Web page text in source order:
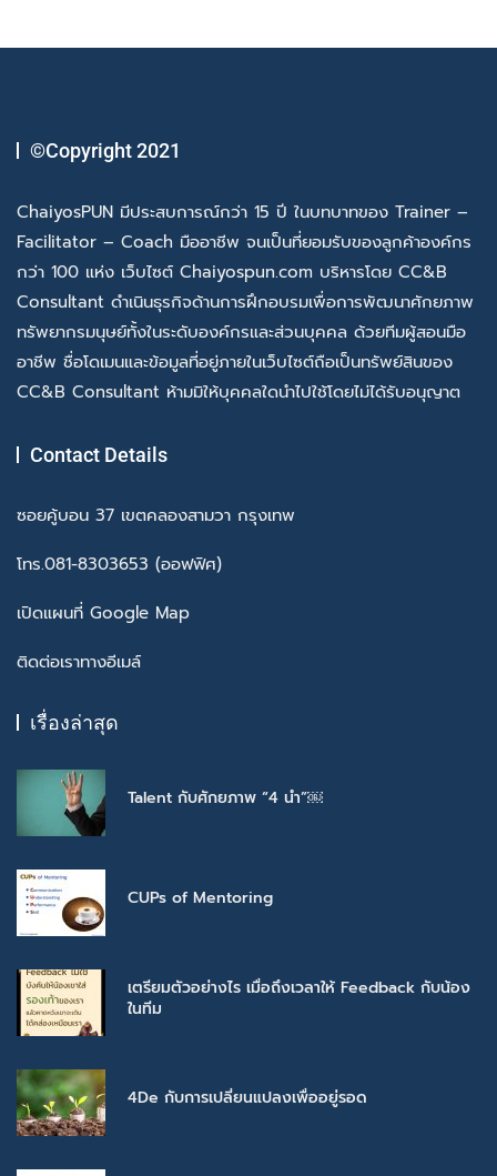
©Copyright 2021
ChaiyosPUN มีประสบการณ์กว่า 15 ปี ในบทบาทของ Trainer –
Facilitator – Coach มืออาชีพ จนเป็นที่ยอมรับของลูกค้าองค์กร
กว่า 100 แห่ง เว็บไซต์ Chaiyospun.com บริหารโดย CC&B
Consultant ดำเนินธุรกิจด้านการฝึกอบรมเพื่อการพัฒนาศักยภาพ
ทรัพยากรมนุษย์ทั้งในระดับองค์กรและส่วนบุคคล ด้วยทีมผู้สอนมือ
อาชีพ ชื่อโดเมนและข้อมูลที่อยู่ภายในเว็บไซต์ถือเป็นทรัพย์สินของ
CC&B Consultant ห้ามมิให้บุคคลใดนำไปใช้โดยไม่ได้รับอนุญาต
Contact Details
ซอยคู้บอน 37 เขตคลองสามวา กรุงเทพ
โทร.081-8303653 (ออฟฟิศ)
เปิดแผนที่ Google Map
ติดต่อเราทางอีเมล์
เรื่องล่าสุด
Talent กับศักยภาพ “4 นำ”￼
CUPs of Mentoring
เตรียมตัวอย่างไร เมื่อถึงเวลาให้ Feedback กับน้อง
ในทีม
4De กับการเปลี่ยนแปลงเพื่ออยู่รอด